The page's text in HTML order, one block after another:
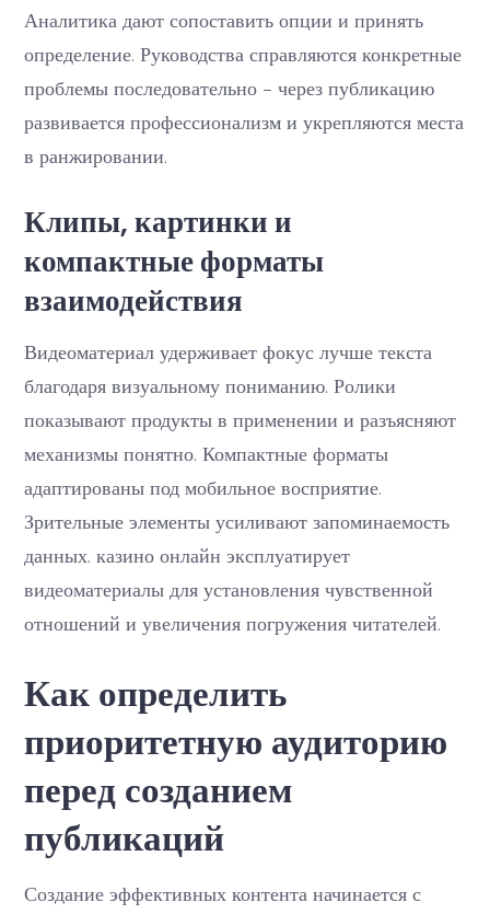
Аналитика дают сопоставить опции и принять
определение. Руководства справляются конкретные
проблемы последовательно – через публикацию
развивается профессионализм и укрепляются места
в ранжировании.
Клипы, картинки и
компактные форматы
взаимодействия
Видеоматериал удерживает фокус лучше текста
благодаря визуальному пониманию. Ролики
показывают продукты в применении и разъясняют
механизмы понятно. Компактные форматы
адаптированы под мобильное восприятие.
Зрительные элементы усиливают запоминаемость
данных. казино онлайн эксплуатирует
видеоматериалы для установления чувственной
отношений и увеличения погружения читателей.
Как определить
приоритетную аудиторию
перед созданием
публикаций
Создание эффективных контента начинается с